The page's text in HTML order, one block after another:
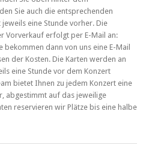
Sie auch die entsprechenden
eine Stunde vorher. Die
Vorverkauf erfolgt per E-Mail an:
dann von uns eine E-Mail
der Kosten. Die Karten werden an
eine Stunde vor dem Konzert
bietet Ihnen zu jedem Konzert eine
abgestimmt auf das jeweilige
reservieren wir Plätze bis eine halbe